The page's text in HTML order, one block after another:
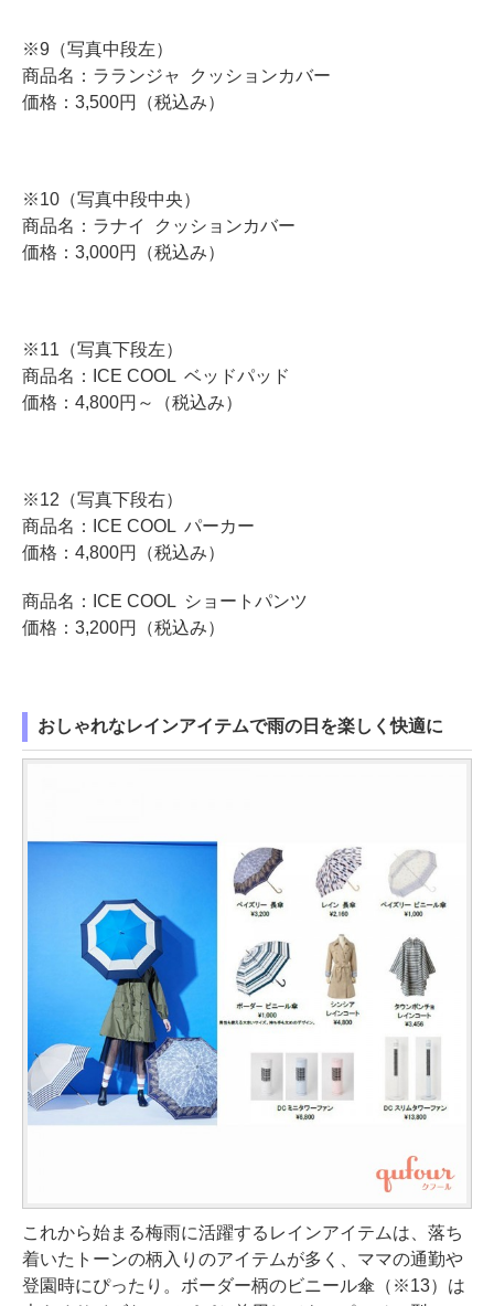
※9（写真中段左）
商品名：ラランジャ クッションカバー
価格：3,500円（税込み）
※10（写真中段中央）
商品名：ラナイ クッションカバー
価格：3,000円（税込み）
※11（写真下段左）
商品名：ICE COOL ベッドパッド
価格：4,800円～（税込み）
※12（写真下段右）
商品名：ICE COOL パーカー
価格：4,800円（税込み）
商品名：ICE COOL ショートパンツ
価格：3,200円（税込み）
おしゃれなレインアイテムで雨の日を楽しく快適に
これから始まる梅雨に活躍するレインアイテムは、落ち
着いたトーンの柄入りのアイテムが多く、ママの通勤や
登園時にぴったり。ボーダー柄のビニール傘（※13）は